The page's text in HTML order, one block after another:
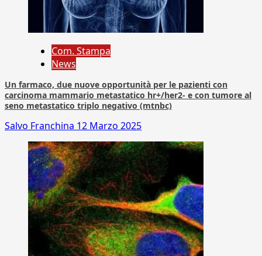
Com. Stampa
News
Un farmaco, due nuove opportunità per le pazienti con
carcinoma mammario metastatico hr+/her2- e con tumore al
seno metastatico triplo negativo (mtnbc)
Salvo Franchina 12 Marzo 2025